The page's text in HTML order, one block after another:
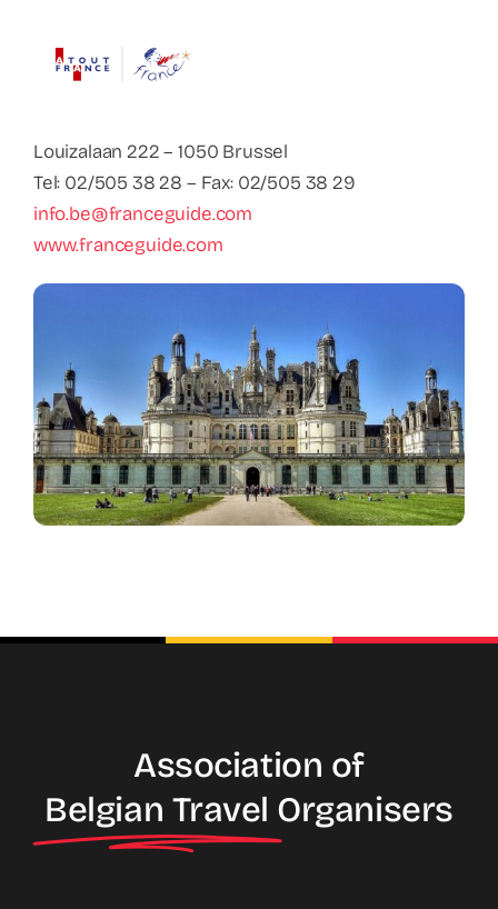
Faq
ABC Van De Toeristische Terminologie
Français
Nederlands
Louizalaan 222 – 1050 Brussel
Tel: 02/505 38 28 – Fax: 02/505 38 29
info.be@franceguide.com
www.franceguide.com
Association of
Belgian Travel Organisers